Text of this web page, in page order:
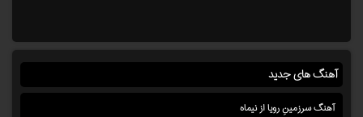
آهنگ های جدید
آهنگ سرزمینِ رویا از نیماه